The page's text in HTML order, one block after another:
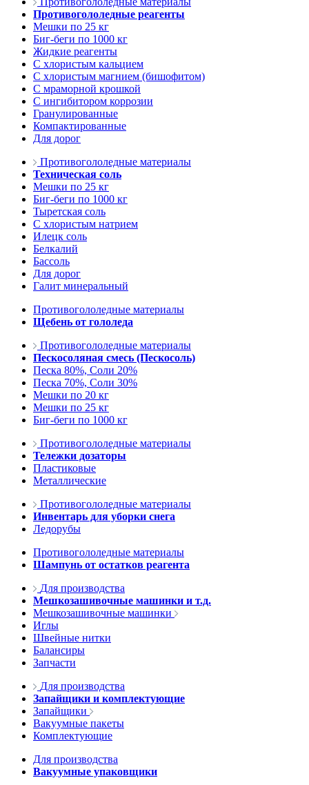
Противогололедные реагенты
Мешки по 25 кг
Биг-беги по 1000 кг
Жидкие реагенты
С хлористым кальцием
С хлористым магнием (бишофитом)
С мраморной крошкой
С ингибитором коррозии
Гранулированные
Компактированные
Для дорог
Противогололедные материалы
Техническая соль
Мешки по 25 кг
Биг-беги по 1000 кг
Тыретская соль
С хлористым натрием
Илецк соль
Белкалий
Бассоль
Для дорог
Галит минеральный
Противогололедные материалы
Щебень от гололеда
Противогололедные материалы
Пескосоляная смесь (Пескосоль)
Песка 80%, Соли 20%
Песка 70%, Соли 30%
Мешки по 20 кг
Мешки по 25 кг
Биг-беги по 1000 кг
Противогололедные материалы
Тележки дозаторы
Пластиковые
Металлические
Противогололедные материалы
Инвентарь для уборки снега
Ледорубы
Противогололедные материалы
Шампунь от остатков реагента
Для производства
Мешкозашивочные машинки и т.д.
Мешкозашивочные машинки
Иглы
Швейные нитки
Балансиры
Запчасти
Для производства
Запайщики и комплектующие
Запайщики
Вакуумные пакеты
Комплектующие
Для производства
Вакуумные упаковщики